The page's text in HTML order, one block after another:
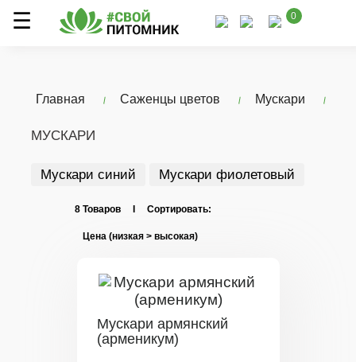
0
Главная Саженцы цветов Мускари
МУСКАРИ
Мускари синий Мускари фиолетовый
8 Товаров I Сортировать:
Мускари армянский
(арменикум)